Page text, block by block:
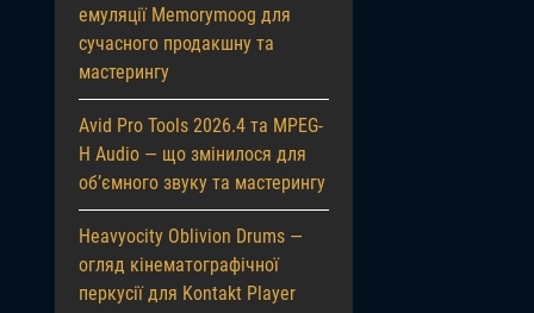
емуляції Memorymoog для
сучасного продакшну та
мастерингу
Avid Pro Tools 2026.4 та MPEG-
H Audio — що змінилося для
об’ємного звуку та мастерингу
Heavyocity Oblivion Drums —
огляд кінематографічної
перкусії для Kontakt Player